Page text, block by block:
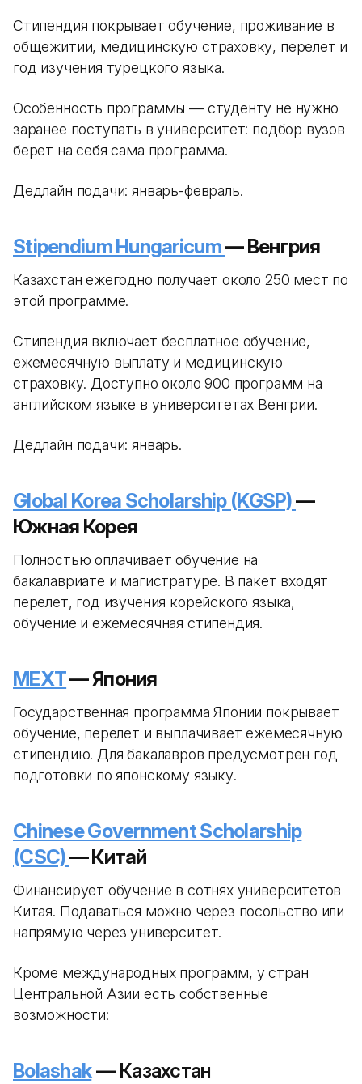
Стипендия покрывает обучение, проживание в
общежитии, медицинскую страховку, перелет и
год изучения турецкого языка.
Особенность программы — студенту не нужно
заранее поступать в университет: подбор вузов
берет на себя сама программа.
Дедлайн подачи: январь-февраль.
Stipendium Hungaricum— Венгрия
Казахстан ежегодно получает около 250 мест по
этой программе.
Стипендия включает бесплатное обучение,
ежемесячную выплату и медицинскую
страховку. Доступно около 900 программ на
английском языке в университетах Венгрии.
Дедлайн подачи: январь.
Global Korea Scholarship (KGSP)—
Южная Корея
Полностью оплачивает обучение на
бакалавриате и магистратуре. В пакет входят
перелет, год изучения корейского языка,
обучение и ежемесячная стипендия.
MEXT— Япония
Государственная программа Японии покрывает
обучение, перелет и выплачивает ежемесячную
стипендию. Для бакалавров предусмотрен год
подготовки по японскому языку.
Chinese Government Scholarship
(CSC)— Китай
Финансирует обучение в сотнях университетов
Китая. Подаваться можно через посольство или
напрямую через университет.
Кроме международных программ, у стран
Центральной Азии есть собственные
возможности:
Bolashak— Казахстан